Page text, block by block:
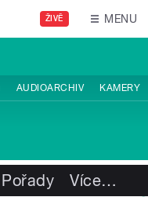
ŽIVĚ MENU
AUDIOARCHIV KAMERY
Pořady Více…